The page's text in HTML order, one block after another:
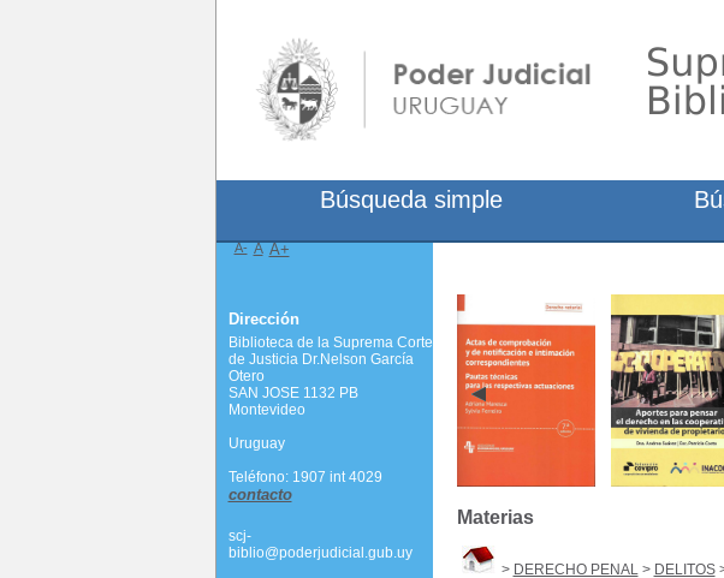
Materias
> DERECHO PENAL> DELITOS
Búsqueda simple
A- A A+
Dirección
Biblioteca de la Suprema Corte
de Justicia Dr.Nelson García
Otero
SAN JOSE 1132 PB
Montevideo
Uruguay
Teléfono: 1907 int 4029
contacto
scj-
biblio@poderjudicial.gub.uy